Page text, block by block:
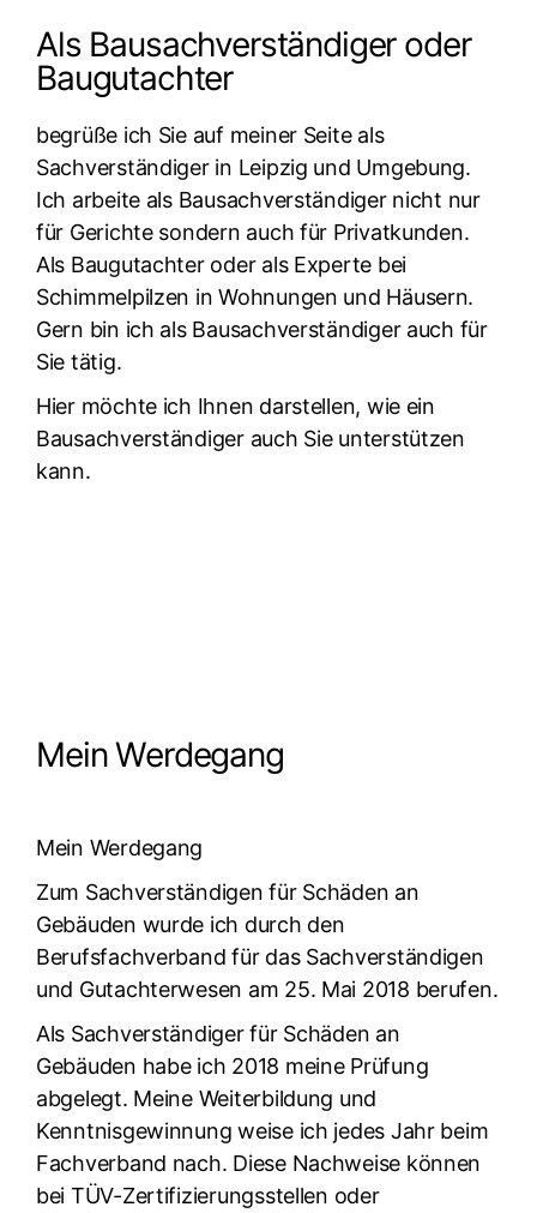
Als Bausachverständiger oder
Baugutachter
begrüße ich Sie auf meiner Seite als
Sachverständiger in Leipzig und Umgebung.
Ich arbeite als Bausachverständiger nicht nur
für Gerichte sondern auch für Privatkunden.
Als Baugutachter oder als Experte bei
Schimmelpilzen in Wohnungen und Häusern.
Gern bin ich als Bausachverständiger auch für
Sie tätig.
Hier möchte ich Ihnen darstellen, wie ein
Bausachverständiger auch Sie unterstützen
kann.
Mein Werdegang
Mein Werdegang
Zum Sachverständigen für Schäden an
Gebäuden wurde ich durch den
Berufsfachverband für das Sachverständigen
und Gutachterwesen am 25. Mai 2018 berufen.
Als Sachverständiger für Schäden an
Gebäuden habe ich 2018 meine Prüfung
abgelegt. Meine Weiterbildung und
Kenntnisgewinnung weise ich jedes Jahr beim
Fachverband nach. Diese Nachweise können
bei TÜV-Zertifizierungsstellen oder